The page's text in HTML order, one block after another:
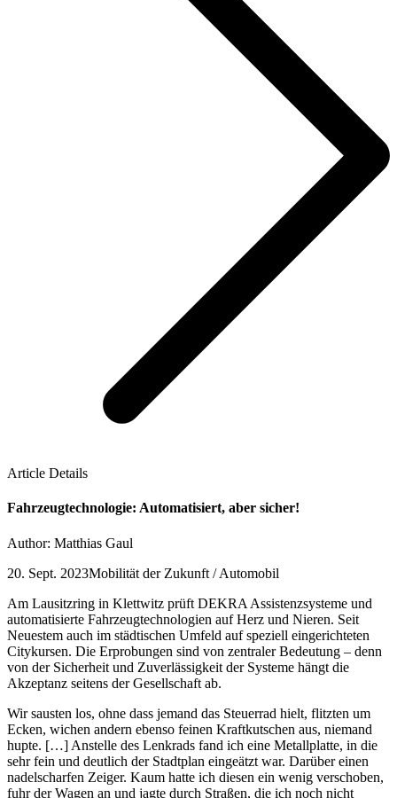
Article Details
Fahrzeugtechnologie: Automatisiert, aber sicher!
Author: Matthias Gaul
20. Sept. 2023Mobilität der Zukunft / Automobil
Am Lausitzring in Klettwitz prüft DEKRA Assistenzsysteme und
automatisierte Fahrzeugtechnologien auf Herz und Nieren. Seit
Neuestem auch im städtischen Umfeld auf speziell eingerichteten
Citykursen. Die Erprobungen sind von zentraler Bedeutung – denn
von der Sicherheit und Zuverlässigkeit der Systeme hängt die
Akzeptanz seitens der Gesellschaft ab.
Wir sausten los, ohne dass jemand das Steuerrad hielt, flitzten um
Ecken, wichen andern ebenso feinen Kraftkutschen aus, niemand
hupte. […] Anstelle des Lenkrads fand ich eine Metallplatte, in die
sehr fein und deutlich der Stadtplan eingeätzt war. Darüber einen
nadelscharfen Zeiger. Kaum hatte ich diesen ein wenig verschoben,
fuhr der Wagen an und jagte durch Straßen, die ich noch nicht